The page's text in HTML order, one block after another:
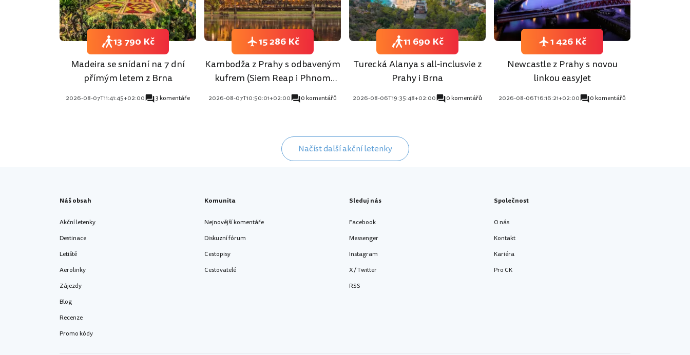
Madeira se snídaní na 7 dní
přímým letem z Brna
2026-08-07T11:41:45+02:00 3 komentáře
13 790 Kč
Kambodža z Prahy s odbaveným
kufrem (Siem Reap i Phnom
2026-08-07T10:50:01+02:00 0 komentářů
15 286 Kč
Turecká Alanya s all-inclusvie z
Prahy i Brna
2026-08-06T19:35:48+02:00 0 komentářů
11 690 Kč
Newcastle z Prahy s novou
linkou easyJet
2026-08-06T16:16:21+02:00 0 komentářů
1 426 Kč
Načíst další akční letenky
Náš obsah
Akční letenky
Destinace
Letiště
Aerolinky
Zájezdy
Blog
Recenze
Promo kódy
Komunita
Nejnovější komentáře
Diskuzní fórum
Cestopisy
Cestovatelé
Sleduj nás
Facebook
Messenger
Instagram
X / Twitter
RSS
Společnost
O nás
Kontakt
Kariéra
Pro CK